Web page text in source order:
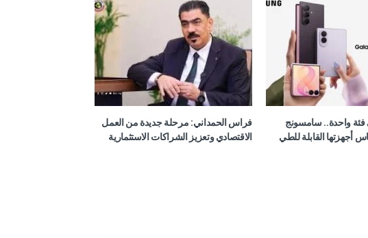
واحدة.. سامسونج
أجهزتها القابلة للطي
فراس الحمداني: مرحلة جديدة من العمل
الاقتصادي وتعزيز الشراكات الاستثمارية